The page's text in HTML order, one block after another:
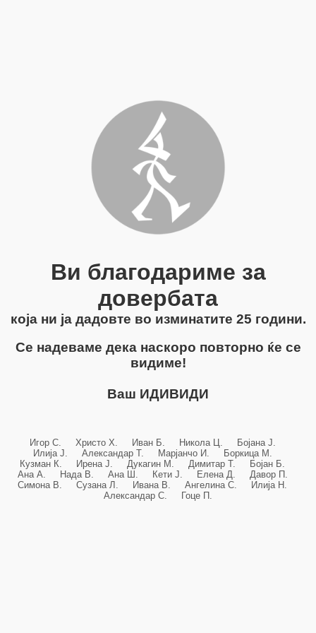
Ви благодариме за
довербата
која ни ја дадовте во изминатите 25 години.
Се надеваме дека наскоро повторно ќе се
видиме!
Ваш ИДИВИДИ
Игор С. Христо Х. Иван Б. Никола Ц. Бојана Ј.
Илија Ј. Александар Т. Марјанчо И. Боркица М.
Кузман К. Ирена Ј. Дукагин М. Димитар Т. Бојан Б.
Ана А. Нада В. Ана Ш. Кети Ј. Елена Д. Давор П.
Симона В. Сузана Л. Ивана В. Ангелина С. Илија Н.
Александар С. Гоце П.